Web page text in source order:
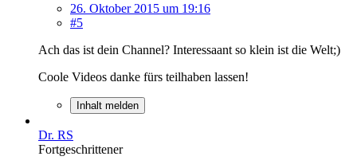
26. Oktober 2015 um 19:16
#5
Ach das ist dein Channel? Interessaant so klein ist die Welt;)
Coole Videos danke fürs teilhaben lassen!
Inhalt melden
Dr. RS
Fortgeschrittener